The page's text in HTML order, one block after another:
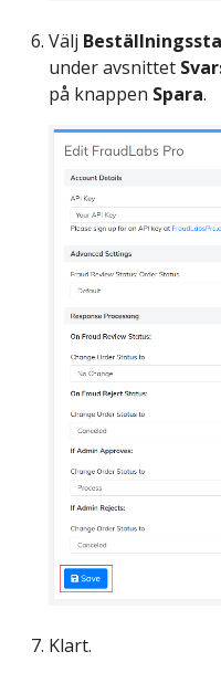
Välj
under avsnittet
på knappen Spara.
Klart.